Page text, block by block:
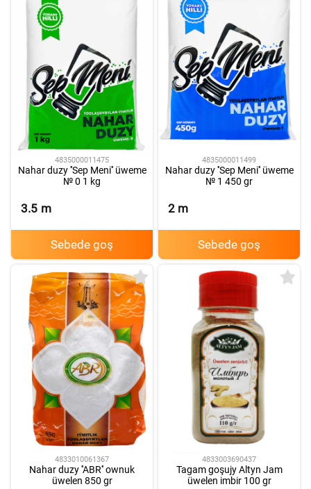
4835000011475
Nahar duzy ''Sep Meni'' üweme
№ 0 1 kg
3.5 m
Sebede goş
4835000011499
Nahar duzy ''Sep Meni'' üweme
№ 1 450 gr
2 m
Sebede goş
4833010061367
Nahar duzy ''ABR'' ownuk
üwelen 850 gr
4833003690437
Tagam goşujy Altyn Jam
üwelen imbir 100 gr